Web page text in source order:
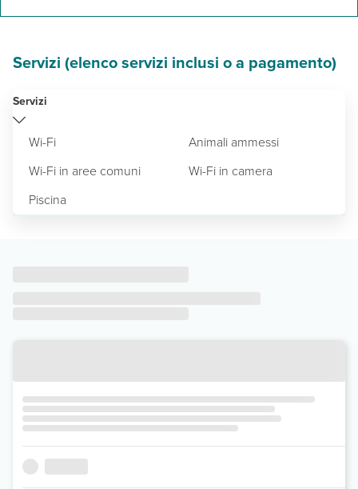
Servizi (elenco servizi inclusi o a pagamento)
Servizi
Wi-Fi
Animali ammessi
Wi-Fi in aree comuni
Wi-Fi in camera
Piscina